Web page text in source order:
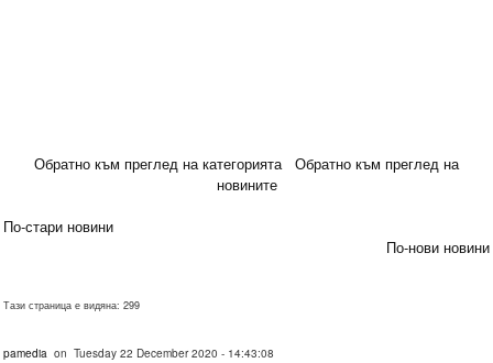
Обратно към преглед на категорията
Обратно към преглед на
новините
По-стари новини
По-нови новини
Тази страница е видяна: 299
pamedia on Tuesday 22 December 2020 - 14:43:08